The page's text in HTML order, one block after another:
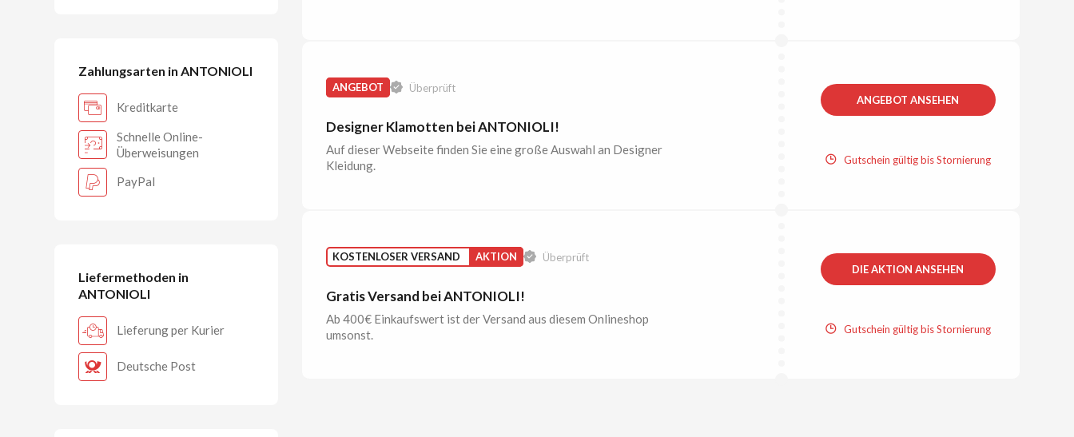
Zahlungsarten in ANTONIOLI
Kreditkarte
Schnelle Online-
Überweisungen
PayPal
Liefermethoden in
ANTONIOLI
Lieferung per Kurier
Deutsche Post
ANGEBOT Überprüft
Designer Klamotten bei ANTONIOLI!
Auf dieser Webseite finden Sie eine große Auswahl an Designer
Kleidung.
ANGEBOT ANSEHEN
Gutschein gültig bis Stornierung
KOSTENLOSER VERSAND AKTION Überprüft
Gratis Versand bei ANTONIOLI!
Ab 400€ Einkaufswert ist der Versand aus diesem Onlineshop
umsonst.
DIE AKTION ANSEHEN
Gutschein gültig bis Stornierung